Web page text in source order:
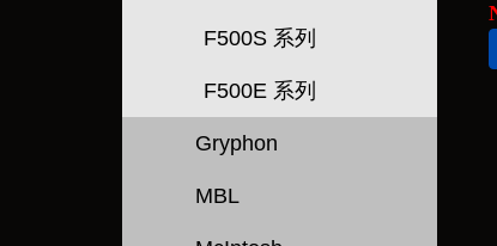
F500S 系列
F500E 系列
Gryphon
MBL